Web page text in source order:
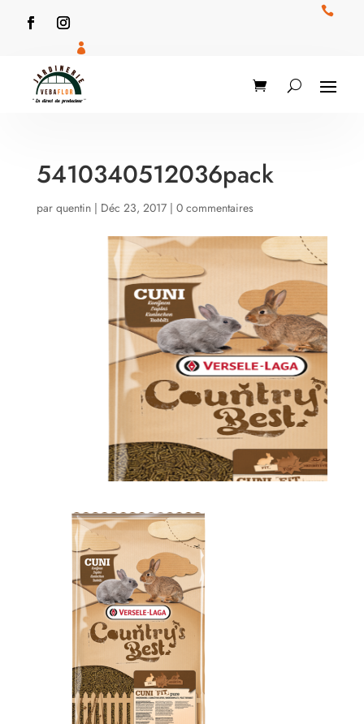


5410340512036pack
par quentin| Déc 23, 2017| 0 commentaires